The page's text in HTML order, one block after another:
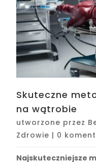
Skuteczne
na wątrobie
utworzone przez
Zdrowie | 0
Najskuteczniejsze